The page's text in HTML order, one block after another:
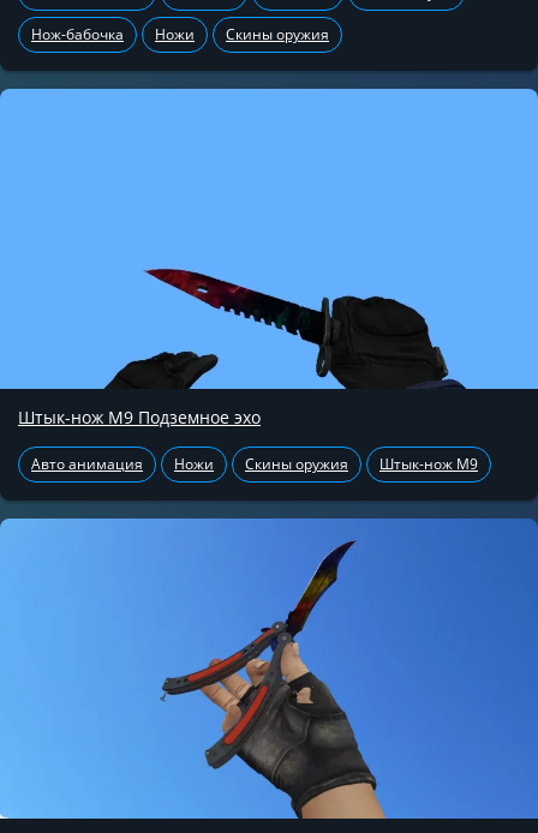
Нож-бабочка Ножи Скины оружия
Штык-нож М9 Подземное эхо
Авто анимация Ножи Скины оружия Штык-нож М9